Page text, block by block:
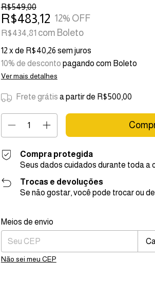
R$549,00
R$483,12 12% OFF
R$434,81 com Boleto
12 x de R$40,26 sem juros
10% de desconto pagando com Boleto
Ver mais detalhes
Frete grátis a partir de R$500,00
Compra protegida
Seus dados cuidados durante toda a
Trocas e devoluções
Se não gostar, você pode trocar ou
Entregas para o CEP:
Meios de envio
Não sei meu CEP